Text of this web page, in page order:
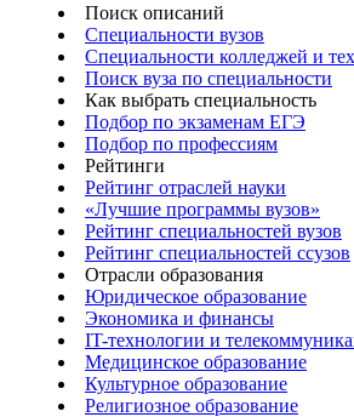
Поиск описаний
Специальности вузов
Специальности колледжей и
Поиск вуза по специальности
Как выбрать специальность
Подбор по экзаменам ЕГЭ
Подбор по профессиям
Рейтинги
Рейтинг отраслей науки
«Лучшие программы вузов»
Рейтинг специальностей вузов
Рейтинг специальностей ссузов
Отрасли образования
Юридическое образование
Экономика и финансы
IT-технологии и
Медицинское образование
Культурное образование
Религиозное образование